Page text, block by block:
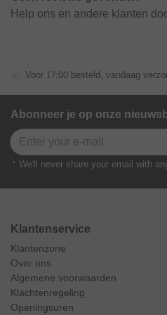
Help ons en andere klanten
Voor 17:00 besteld, vandaag
Abonneer je op onze
* We'll never share your email with
Klantenservice
Klantenzone
Over ons
Algemene voorwaarden
Klachtenregeling
Openingsuren